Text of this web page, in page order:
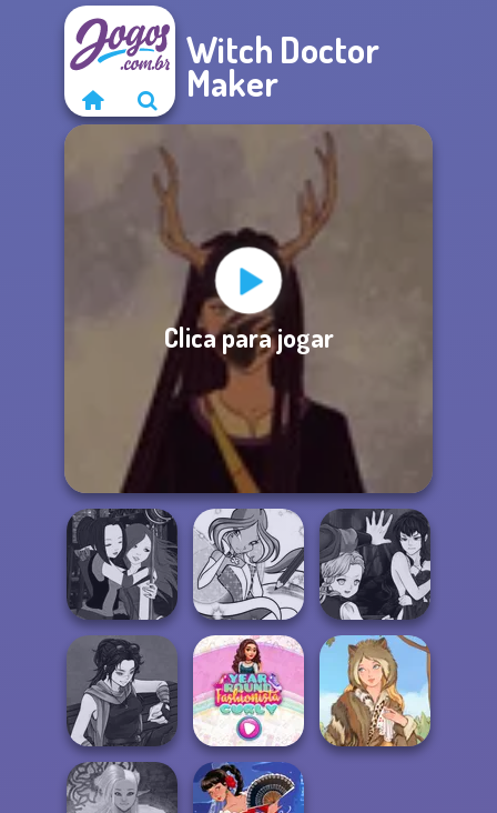
Witch Doctor
Maker
Clica para jogar
Manga Creator -
Fantasy World...
Winx Paint Fairy
Color
Manga Creator
Vampire Hunter
P...